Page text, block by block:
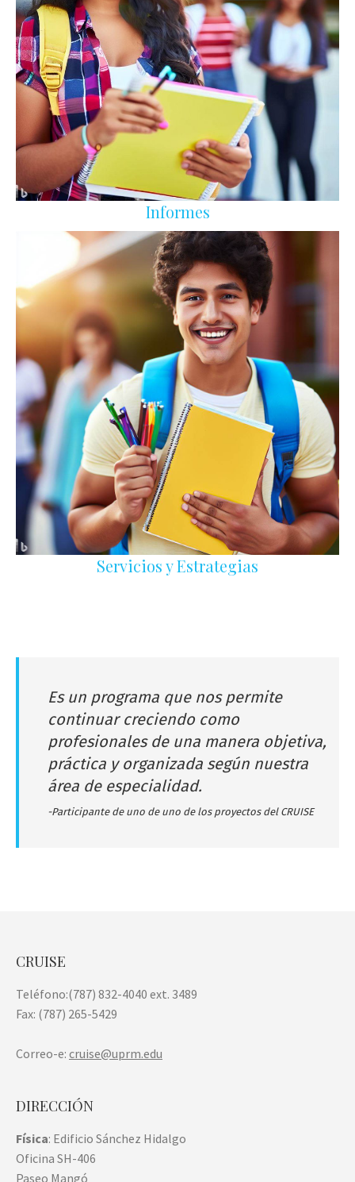
Informes
Servicios y Estrategias
Es un programa que nos permite
continuar creciendo como
profesionales de una manera objetiva,
práctica y organizada según nuestra
área de especialidad.
-Participante de uno de uno de los proyectos del CRUISE
CRUISE
Teléfono:(787) 832-4040 ext. 3489
Fax: (787) 265-5429
Correo-e: cruise@uprm.edu
DIRECCIÓN
Física: Edificio Sánchez Hidalgo
Oficina SH-406
Paseo Mangó